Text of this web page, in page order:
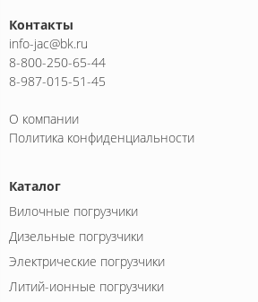
Контакты
info-jac@bk.ru
8-800-250-65-44
8-987-015-51-45
О компании
Политика конфиденциальности
Каталог
Вилочные погрузчики
Дизельные погрузчики
Электрические погрузчики
Литий-ионные погрузчики